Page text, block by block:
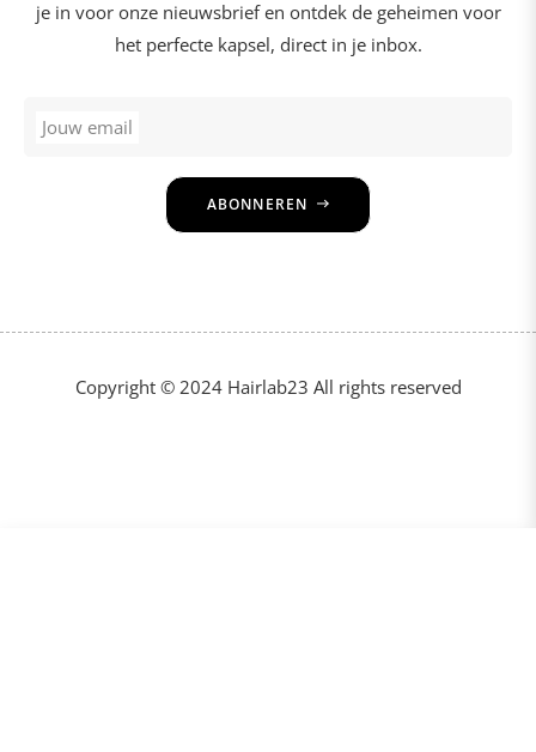
je in voor onze nieuwsbrief en ontdek de geheimen voor
het perfecte kapsel, direct in je inbox.
Jouw email
ABONNEREN
Copyright © 2024 Hairlab23 All rights reserved